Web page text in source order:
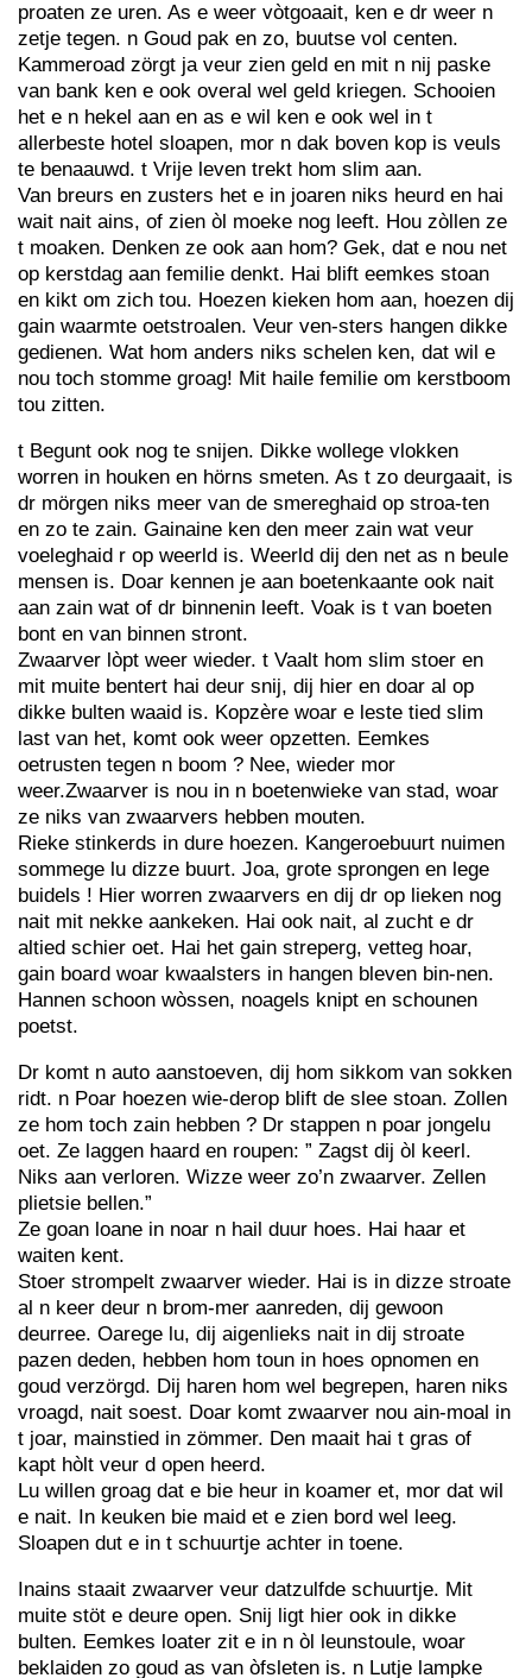
proaten ze uren. As e weer vòtgoaait, ken e dr weer n
zetje tegen. n Goud pak en zo, buutse vol centen.
Kammeroad zörgt ja veur zien geld en mit n nij paske
van bank ken e ook overal wel geld kriegen. Schooien
het e n hekel aan en as e wil ken e ook wel in t
allerbeste hotel sloapen, mor n dak boven kop is veuls
te benaauwd. t Vrije leven trekt hom slim aan.
Van breurs en zusters het e in joaren niks heurd en hai
wait nait ains, of zien òl moeke nog leeft. Hou zòllen ze
t moaken. Denken ze ook aan hom? Gek, dat e nou net
op kerstdag aan femilie denkt. Hai blift eemkes stoan
en kikt om zich tou. Hoezen kieken hom aan, hoezen dij
gain waarmte oetstroalen. Veur ven-sters hangen dikke
gedienen. Wat hom anders niks schelen ken, dat wil e
nou toch stomme groag! Mit haile femilie om kerstboom
tou zitten.
t Begunt ook nog te snijen. Dikke wollege vlokken
worren in houken en hörns smeten. As t zo deurgaait, is
dr mörgen niks meer van de smereghaid op stroa-ten
en zo te zain. Gainaine ken den meer zain wat veur
voeleghaid r op weerld is. Weerld dij den net as n beule
mensen is. Doar kennen je aan boetenkaante ook nait
aan zain wat of dr binnenin leeft. Voak is t van boeten
bont en van binnen stront.
Zwaarver lòpt weer wieder. t Vaalt hom slim stoer en
mit muite bentert hai deur snij, dij hier en doar al op
dikke bulten waaid is. Kopzère woar e leste tied slim
last van het, komt ook weer opzetten. Eemkes
oetrusten tegen n boom ? Nee, wieder mor
weer.Zwaarver is nou in n boetenwieke van stad, woar
ze niks van zwaarvers hebben mouten.
Rieke stinkerds in dure hoezen. Kangeroebuurt nuimen
sommege lu dizze buurt. Joa, grote sprongen en lege
buidels ! Hier worren zwaarvers en dij dr op lieken nog
nait mit nekke aankeken. Hai ook nait, al zucht e dr
altied schier oet. Hai het gain streperg, vetteg hoar,
gain board woar kwaalsters in hangen bleven bin-nen.
Hannen schoon wòssen, noagels knipt en schounen
poetst.
Dr komt n auto aanstoeven, dij hom sikkom van sokken
ridt. n Poar hoezen wie-derop blift de slee stoan. Zollen
ze hom toch zain hebben ? Dr stappen n poar jongelu
oet. Ze laggen haard en roupen: ” Zagst dij òl keerl.
Niks aan verloren. Wizze weer zo’n zwaarver. Zellen
plietsie bellen.”
Ze goan loane in noar n hail duur hoes. Hai haar et
waiten kent.
Stoer strompelt zwaarver wieder. Hai is in dizze stroate
al n keer deur n brom-mer aanreden, dij gewoon
deurree. Oarege lu, dij aigenlieks nait in dij stroate
pazen deden, hebben hom toun in hoes opnomen en
goud verzörgd. Dij haren hom wel begrepen, haren niks
vroagd, nait soest. Doar komt zwaarver nou ain-moal in
t joar, mainstied in zömmer. Den maait hai t gras of
kapt hòlt veur d open heerd.
Lu willen groag dat e bie heur in koamer et, mor dat wil
e nait. In keuken bie maid et e zien bord wel leeg.
Sloapen dut e in t schuurtje achter in toene.
Inains staait zwaarver veur datzulfde schuurtje. Mit
muite stöt e deure open. Snij ligt hier ook in dikke
bulten. Eemkes loater zit e in n òl leunstoule, woar
beklaiden zo goud as van òfsleten is. n Lutje lampke